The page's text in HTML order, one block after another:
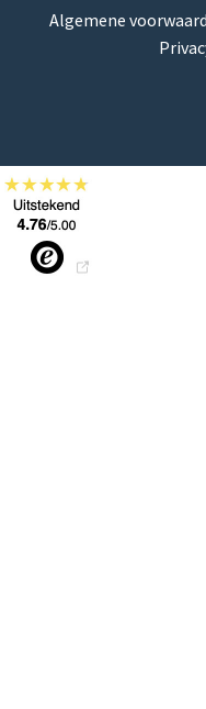
Algemene